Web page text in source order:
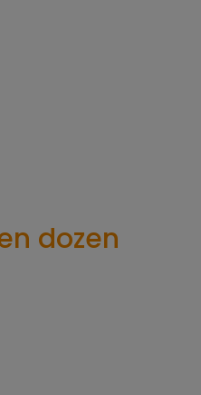
dozen